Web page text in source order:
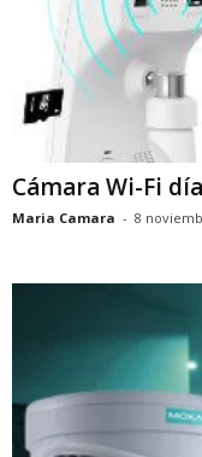
Cámara Wi-Fi
Maria Camara - 8